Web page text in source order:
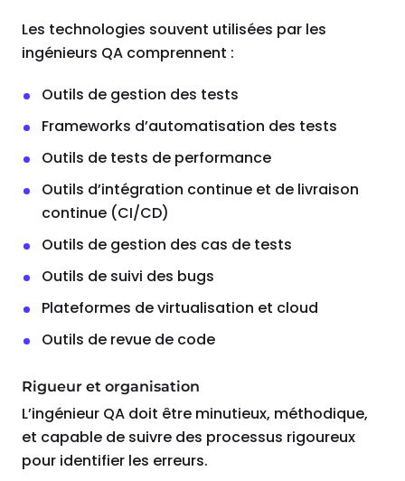
Les technologies souvent utilisées par les
ingénieurs QA comprennent :
Outils de gestion des tests
Frameworks d’automatisation des tests
Outils de tests de performance
Outils d’intégration continue et de livraison
continue (CI/CD)
Outils de gestion des cas de tests
Outils de suivi des bugs
Plateformes de virtualisation et cloud
Outils de revue de code
Rigueur et organisation
L’ingénieur QA doit être minutieux, méthodique,
et capable de suivre des processus rigoureux
pour identifier les erreurs.